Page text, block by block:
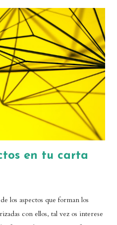
que acompaña. En
no es exactamente ese, como
un stellium? ¡Sencillo! Se trata de
mismo signo o en una misma
que ya hablan de stellium
tres planetas en un punto,
en tu carta
los aspectos que forman los
con ellos, tal vez os interese